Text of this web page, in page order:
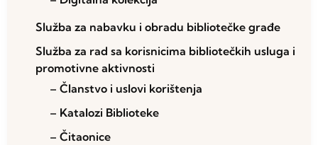
Služba za nabavku i obradu bibliotečke građe
Služba za rad sa korisnicima bibliotečkih usluga i
promotivne aktivnosti
– Članstvo i uslovi korištenja
– Katalozi Biblioteke
– Čitaonice